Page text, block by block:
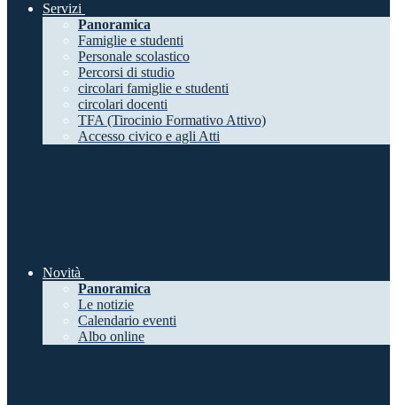
Servizi
Panoramica
Famiglie e studenti
Personale scolastico
Percorsi di studio
circolari famiglie e studenti
circolari docenti
TFA (Tirocinio Formativo Attivo)
Accesso civico e agli Atti
Novità
Panoramica
Le notizie
Calendario eventi
Albo online